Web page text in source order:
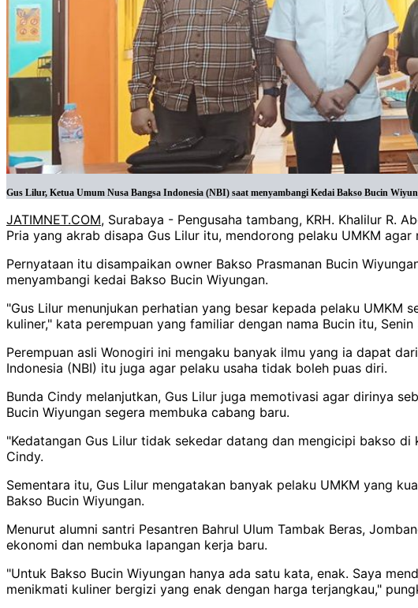
Gus Lilur, Ketua Umum Nusa Bangsa Indonesia (NBI) saat menyambangi Kedai Bakso Bucin
JATIMNET.COM, Surabaya - Pengusaha tambang, KRH. Khalilur R.
Pria yang akrab disapa Gus Lilur itu, mendorong pelaku UMKM
Pernyataan itu disampaikan owner Bakso Prasmanan Bucin
menyambangi kedai Bakso Bucin Wiyungan.
"Gus Lilur menunjukan perhatian yang besar kepada pelaku
kuliner," kata perempuan yang familiar dengan nama Bucin itu,
Perempuan asli Wonogiri ini mengaku banyak ilmu yang ia dapat
Indonesia (NBI) itu juga agar pelaku usaha tidak boleh puas diri.
Bunda Cindy melanjutkan, Gus Lilur juga memotivasi agar dirinya
Bucin Wiyungan segera membuka cabang baru.
"Kedatangan Gus Lilur tidak sekedar datang dan mengicipi bakso
Cindy.
Sementara itu, Gus Lilur mengatakan banyak pelaku UMKM yang
Bakso Bucin Wiyungan.
Menurut alumni santri Pesantren Bahrul Ulum Tambak Beras,
ekonomi dan nembuka lapangan kerja baru.
"Untuk Bakso Bucin Wiyungan hanya ada satu kata, enak. Saya
menikmati kuliner bergizi yang enak dengan harga terjangkau,"